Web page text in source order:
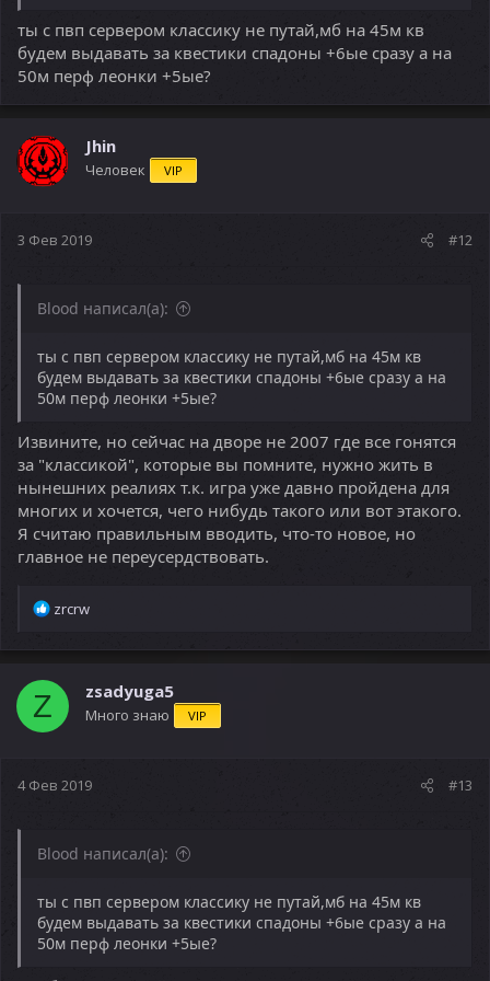
ты с пвп сервером классику не путай,мб на 45м кв
будем выдавать за квестики спадоны +6ые сразу а на
50м перф леонки +5ые?
Jhin
Человек VIP
3 Фев 2019 #12
Blood написал(а):
ты с пвп сервером классику не путай,мб на 45м кв
будем выдавать за квестики спадоны +6ые сразу а на
50м перф леонки +5ые?
Извините, но сейчас на дворе не 2007 где все гонятся
за "классикой", которые вы помните, нужно жить в
нынешних реалиях т.к. игра уже давно пройдена для
многих и хочется, чего нибудь такого или вот этакого.
Я считаю правильным вводить, что-то новое, но
главное не переусердствовать.
Р
а
ц
и
zrcrw
Z zsadyuga5
Много знаю VIP
4 Фев 2019 #13
Blood написал(а):
ты с пвп сервером классику не путай,мб на 45м кв
будем выдавать за квестики спадоны +6ые сразу а на
50м перф леонки +5ые?